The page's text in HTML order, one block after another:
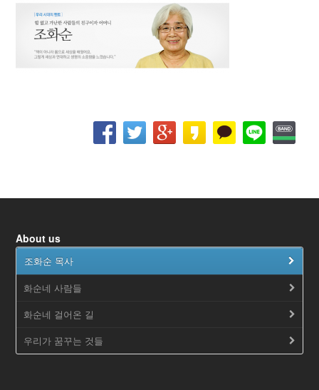
About us
조화순 목사
화순네 사람들
화순네 걸어온 길
우리가 꿈꾸는 것들